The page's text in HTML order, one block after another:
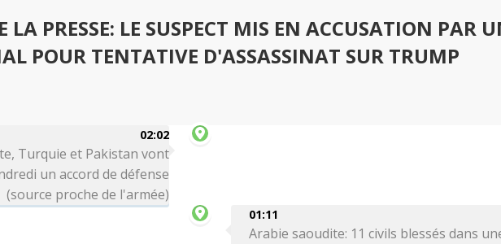
LA PRESSE: LE SUSPECT MIS EN ACCUSATION PAR
POUR TENTATIVE D'ASSASSINAT SUR TRUMP
02:02
Turquie et Pakistan vont
un accord de défense
(source proche de l'armée)
01:11
Arabie saoudite: 11 civils blessés dans